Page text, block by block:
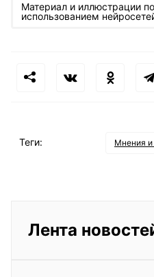
Материал и иллюстрации
использованием
Теги: Мнения и
Лента